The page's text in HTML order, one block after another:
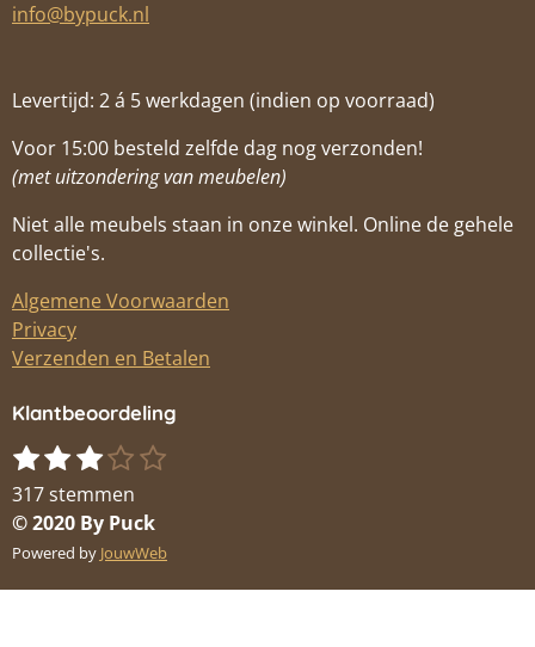
info@bypuck.nl
Levertijd: 2 á 5 werkdagen (indien op voorraad)
Voor 15:00 besteld zelfde dag nog verzonden!
(met uitzondering van meubelen)
Niet alle meubels staan in onze winkel. Online de gehele
collectie's.
Algemene Voorwaarden
Privacy
Verzenden en Betalen
Klantbeoordeling
R
a
t
i
1
s
t
e
r
2
s
t
e
r
r
3
s
t
e
r
r
4
s
t
e
r
r
5
t
e
r
r
S
m
e
317 stemmen
© 2020 By Puck
Powered by JouwWeb